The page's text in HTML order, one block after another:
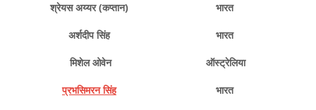
श्रेयस अय्यर (कप्तान) भारत
अर्शदीप सिंह भारत
मिशेल ओवेन ऑस्ट्रेलिया
प्रभसिमरन सिंह भारत